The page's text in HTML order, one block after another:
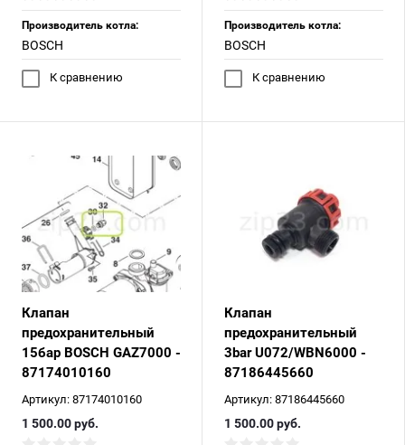
Производитель котла:
BOSCH
К сравнению
Производитель котла:
BOSCH
К сравнению
Клапан
предохранительный
15бар BOSCH GAZ7000 -
87174010160
Артикул: 87174010160
1 500.00руб.
Есть аналог
Клапан
предохранительный
3bar U072/WBN6000 -
87186445660
Артикул: 87186445660
1 500.00руб.